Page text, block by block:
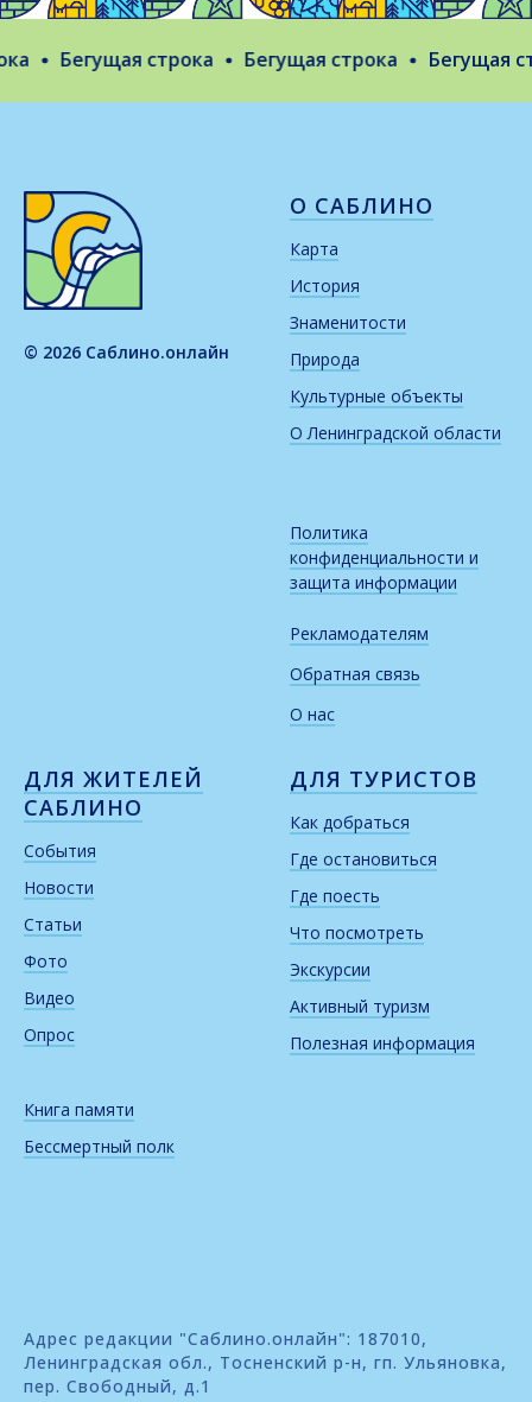
Бегущая строка Бегущая строка Бегущая
© 2026 Саблино.онлайн
О САБЛИНО
Карта
История
Знаменитости
Природа
Культурные объекты
О Ленинградской области
Политика
конфиденциальности и
защита информации
Рекламодателям
Обратная связь
О нас
ДЛЯ ЖИТЕЛЕЙ
САБЛИНО
События
Новости
Статьи
Фото
Видео
Опрос
Книга памяти
Бессмертный полк
ДЛЯ ТУРИСТОВ
Как добраться
Где остановиться
Где поесть
Что посмотреть
Экскурсии
Активный туризм
Полезная информация
Адрес редакции "Саблино.онлайн": 187010,
Ленинградская обл., Тосненский р-н, гп. Ульяновка,
пер. Свободный, д.1